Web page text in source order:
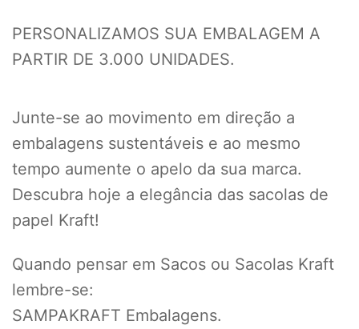
PERSONALIZAMOS SUA EMBALAGEM A
PARTIR DE 3.000 UNIDADES.
Junte-se ao movimento em direção a
embalagens sustentáveis e ao mesmo
tempo aumente o apelo da sua marca.
Descubra hoje a elegância das sacolas de
papel Kraft!
Quando pensar em Sacos ou Sacolas Kraft
lembre-se:
SAMPAKRAFT Embalagens.